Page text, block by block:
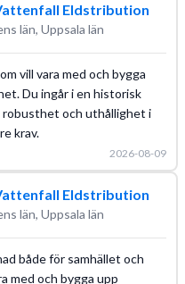
Eldstribution
län, Uppsala län
vill vara med och bygga
Du ingår i en historisk
och uthållighet i
krav.
2026-08-09
Eldstribution
län, Uppsala län
både för samhället och
med och bygga upp